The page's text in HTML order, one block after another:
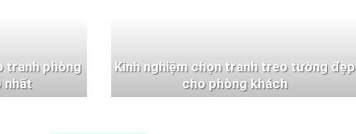
tranh phòng
nhất
Kinh nghiệm chọn tranh treo tường đẹp
cho phòng khách